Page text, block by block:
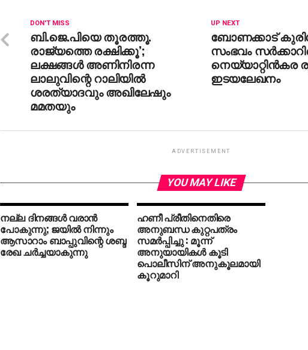
UP NEXT
ബോണക്കാട്
സംഭവം
ഇടയലേഖനം
DON'T MISS
ബി.ജെ.പിയെ തൂരത്തൂ.
രാജ്യത്തെ രക്ഷിക്കൂ’;
ലക്ഷങ്ങള്‍ അണിനിരന്ന
ലാലുവിന്റെ റാലിയില്‍
ശരത്‌യാദവും അഖിലേഷും
മമതയും
ADVERTISEMENT
YOU MAY LIKE
നല്ല ദിനങ്ങള്‍ വരാന്‍
പോകുന്നു; ജയില്‍ നിന്നും
ആസാറാം ബാപ്പുവിന്റെ ശബ്ദ
രേഖ ചര്‍ച്ചയാകുന്നു
ഹണീ പ്രീതിനെതിരെ
അനുബന്ധ കുറ്റപത്രം
സമര്‍പ്പിച്ചു : മൂന്ന്
അനുയായികള്‍ കൂടി
പൊലീസിന് അനുകൂലമായി
കൂറുമാറി